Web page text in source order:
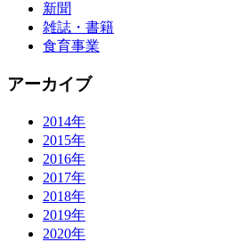
新聞
雑誌・書籍
食育事業
アーカイブ
2014年
2015年
2016年
2017年
2018年
2019年
2020年